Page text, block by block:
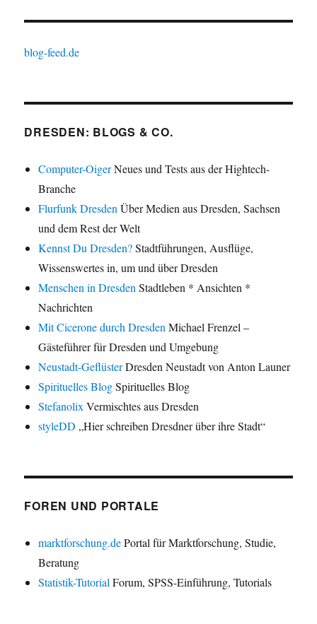
blog-feed.de
DRESDEN: BLOGS & CO.
Computer-OigerNeues und Tests aus der Hightech-
Branche
Flurfunk Dresden Über Medien aus Dresden, Sachsen
und dem Rest der Welt
Kennst Du Dresden?Stadtführungen, Ausflüge,
Wissenswertes in, um und über Dresden
Menschen in Dresden Stadtleben * Ansichten *
Nachrichten
Mit Cicerone durch Dresden Michael Frenzel –
Gästeführer für Dresden und Umgebung
Neustadt-GeflüsterDresden Neustadt von Anton Launer
Spirituelles BlogSpirituelles Blog
Stefanolix Vermischtes aus Dresden
styleDD „Hier schreiben Dresdner über ihre Stadt“
FOREN UND PORTALE
marktforschung.dePortal für Marktforschung, Studie,
Beratung
Statistik-Tutorial Forum, SPSS-Einführung, Tutorials